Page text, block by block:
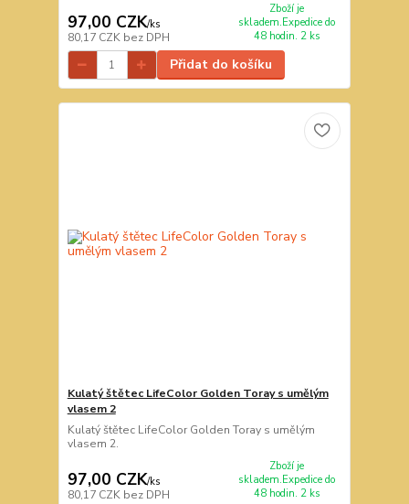
97,00 CZK/ks
80,17 CZK bez DPH
Zboží je
skladem.Expedice do
48 hodin. 2 ks
Přidat do košíku
Kulatý štětec LifeColor Golden Toray s umělým
vlasem 2
Kulatý štětec LifeColor Golden Toray s umělým
vlasem 2.
97,00 CZK/ks
80,17 CZK bez DPH
Zboží je
skladem.Expedice do
48 hodin. 2 ks